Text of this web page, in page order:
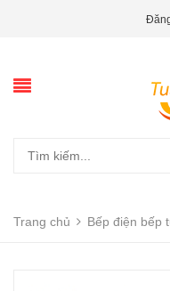
Trang chủ Bếp điện bếp